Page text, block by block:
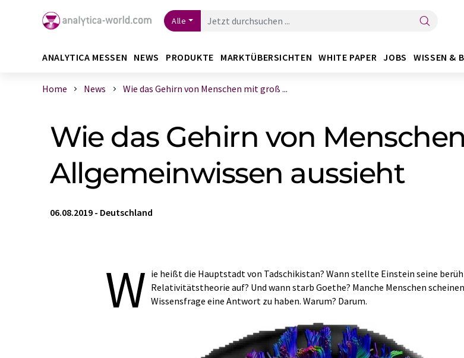
Alle
ANALYTICA MESSEN NEWS PRODUKTE MARKTÜBERSICHTEN WHITE PAPER JOBS WISSEN &
Home News Wie das Gehirn von Menschen mit groß ...
Wie das Gehirn von
Allgemeinwissen aussieht
06.08.2019 - Deutschland
W ie heißt die Hauptstadt von Tadschikistan? Wann stellte Einstein seine
Relativitätstheorie auf? Und wann starb Goethe? Manche Menschen
Wissensfrage eine Antwort zu haben. Warum? Darum.